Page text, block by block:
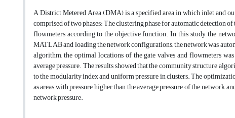
A District Metered Area (DMA) is a specified area in which inlet and
comprised of two phases: The clustering phase for automatic detection
flowmeters according to the objective function. In this study, the
MATLAB and loading the network configurations, the network was
algorithm, the optimal locations of the gate valves and flowmeters
average pressure. The results showed that the community structure
to the modularity index and uniform pressure in clusters. The
as areas with pressure higher than the average pressure of the
network pressure.